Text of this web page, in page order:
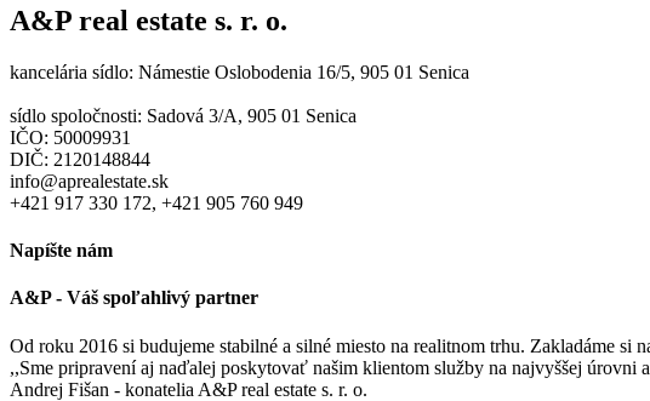
A&P real estate s. r. o.
kancelária sídlo: Námestie Oslobodenia 16/5, 905 01 Senica
sídlo spoločnosti: Sadová 3/A, 905 01 Senica
IČO: 50009931
DIČ: 2120148844
info@aprealestate.sk
+421 917 330 172, +421 905 760 949
Napíšte nám
A&P - Váš spoľahlivý partner
Od roku 2016 si budujeme stabilné a silné miesto na realitnom trhu. Zakladáme
,,Sme pripravení aj naďalej poskytovať našim klientom služby na najvyššej
Andrej Fišan - konatelia A&P real estate s. r. o.